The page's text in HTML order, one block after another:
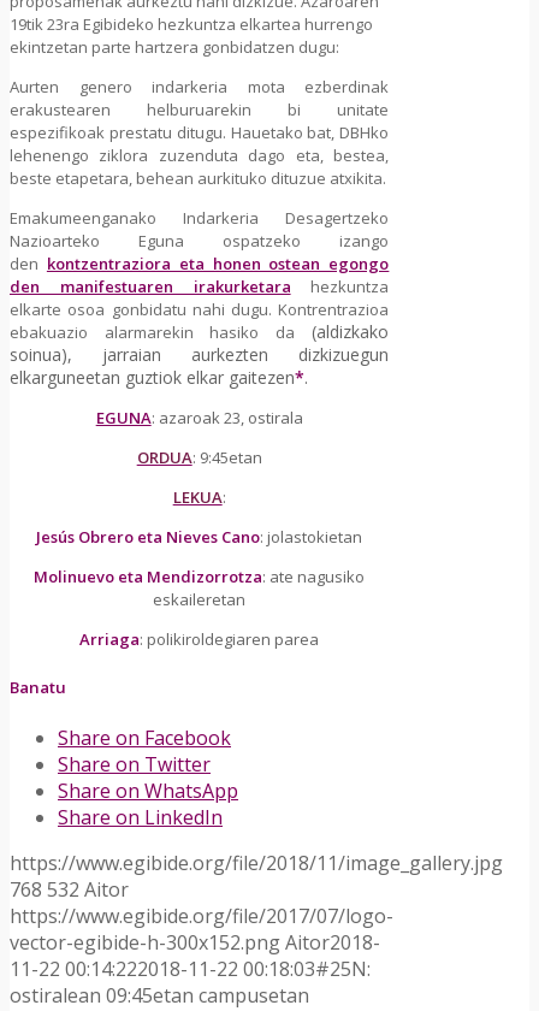
19tik 23ra Egibideko hezkuntza elkartea hurrengo
ekintzetan parte hartzera gonbidatzen dugu:
Aurten genero indarkeria mota ezberdinak
erakustearen helburuarekin bi unitate
espezifikoak prestatu ditugu. Hauetako bat, DBHko
lehenengo ziklora zuzenduta dago eta, bestea,
beste etapetara, behean aurkituko dituzue atxikita.
Emakumeenganako Indarkeria Desagertzeko
Nazioarteko Eguna ospatzeko izango
den kontzentraziora eta honen ostean egongo
den manifestuaren irakurketara hezkuntza
elkarte osoa gonbidatu nahi dugu. Kontrentrazioa
ebakuazio alarmarekin hasiko da (aldizkako
soinua), jarraian aurkezten dizkizuegun
elkarguneetan guztiok elkar gaitezen*.
EGUNA: azaroak 23, ostirala
ORDUA: 9:45etan
LEKUA:
Jesús Obrero eta Nieves Cano: jolastokietan
Molinuevo eta Mendizorrotza: ate nagusiko
eskaileretan
Arriaga: polikiroldegiaren parea
Banatu
Share on Facebook
Share on Twitter
Share on WhatsApp
Share on LinkedIn
https://www.egibide.org/file/2018/11/image_gallery.jpg
768 532 Aitor
https://www.egibide.org/file/2017/07/logo-
vector-egibide-h-300x152.pngAitor2018-
11-22 00:14:222018-11-22 00:18:03#25N:
ostiralean 09:45etan campusetan